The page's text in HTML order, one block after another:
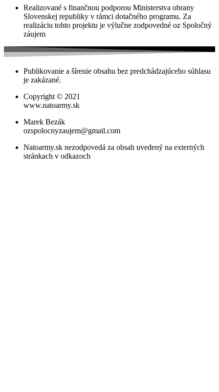
Realizované s finančnou podporou Ministerstva obrany
Slovenskej republiky v rámci dotačného programu. Za
realizáciu tohto projektu je výlučne zodpovedné oz Spoločný
záujem
Publikovanie a šírenie obsahu bez predchádzajúceho súhlasu
je zakázané.
Copyright © 2021
www.natoarmy.sk
Marek Bezák
ozspolocnyzaujem@gmail.com
Natoarmy.sk nezodpovedá za obsah uvedený na externých
stránkach v odkazoch